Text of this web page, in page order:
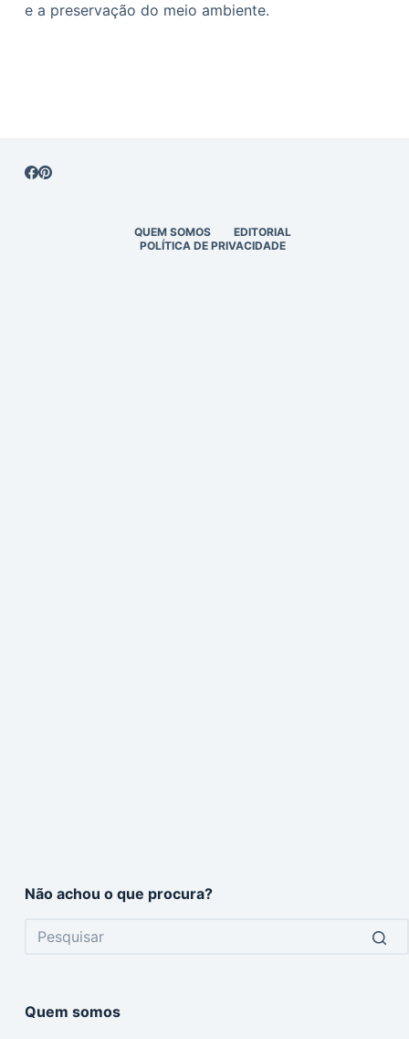
e a preservação do meio ambiente.
QUEM SOMOS
EDITORIAL
POLÍTICA DE PRIVACIDADE
Não achou o que procura?
Quem somos